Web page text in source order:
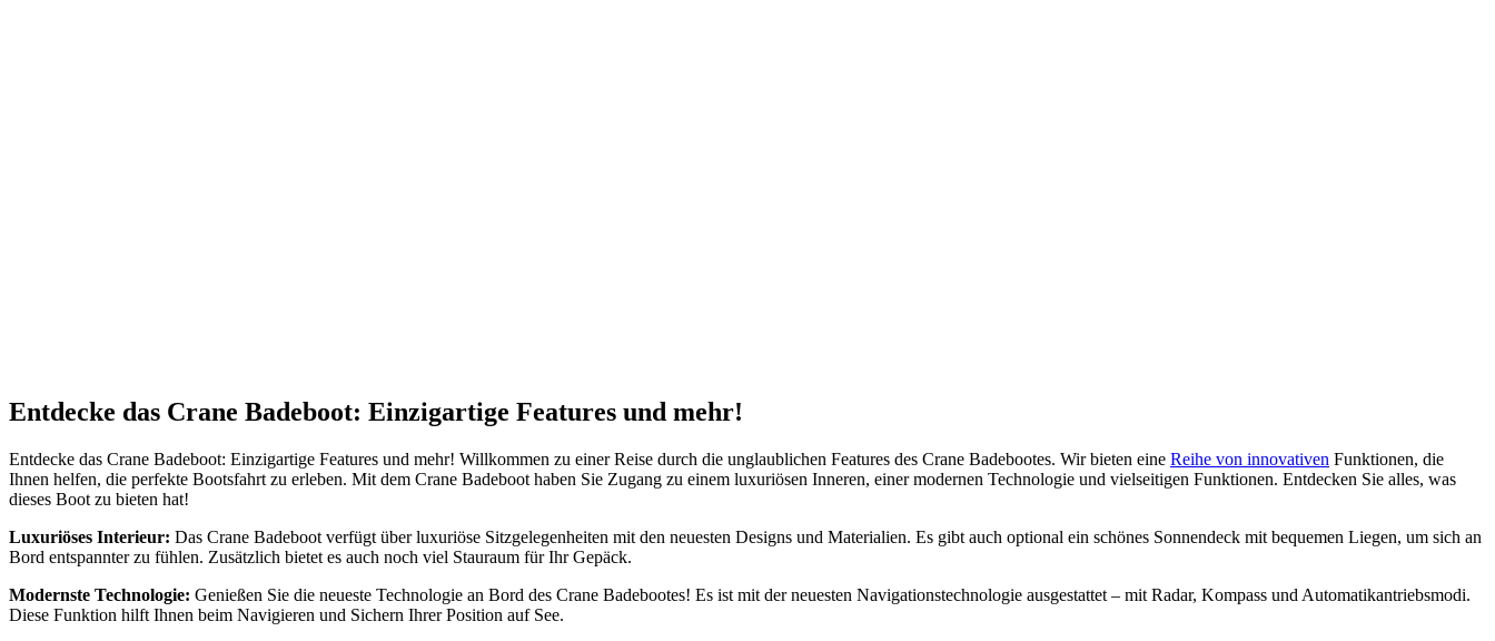
Entdecke das Crane Badeboot: Einzigartige Features und mehr!
Entdecke das Crane Badeboot: Einzigartige Features und mehr! Willkommen zu einer Reise durch die unglaublichen Features des Crane Badebootes. Wir bieten eine Reihe von innovativen Funktionen, die
Ihnen helfen, die perfekte Bootsfahrt zu erleben. Mit dem Crane Badeboot haben Sie Zugang zu einem luxuriösen Inneren, einer modernen Technologie und vielseitigen Funktionen. Entdecken Sie alles, was
dieses Boot zu bieten hat!
Luxuriöses Interieur: Das Crane Badeboot verfügt über luxuriöse Sitzgelegenheiten mit den neuesten Designs und Materialien. Es gibt auch optional ein schönes Sonnendeck mit bequemen Liegen, um sich an
Bord entspannter zu fühlen. Zusätzlich bietet es auch noch viel Stauraum für Ihr Gepäck.
Modernste Technologie: Genießen Sie die neueste Technologie an Bord des Crane Badebootes! Es ist mit der neuesten Navigationstechnologie ausgestattet – mit Radar, Kompass und Automatikantriebsmodi.
Diese Funktion hilft Ihnen beim Navigieren und Sichern Ihrer Position auf See.